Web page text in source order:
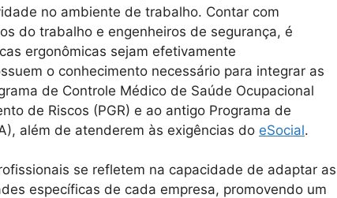
no ambiente de trabalho. Contar com
do trabalho e engenheiros de segurança, é
ergonômicas sejam efetivamente
o conhecimento necessário para integrar as
de Controle Médico de Saúde Ocupacional
de Riscos (PGR) e ao antigo Programa de
além de atenderem às exigências do eSocial.
se refletem na capacidade de adaptar as
específicas de cada empresa, promovendo um